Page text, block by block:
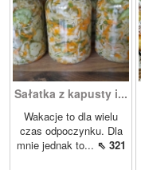
Sałatka z kapusty i...
Wakacje to dla wielu
czas odpoczynku. Dla
mnie jednak to... ⇖ 321